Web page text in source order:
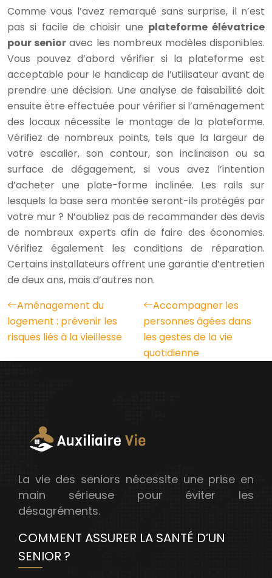
Comme vous l’avez remarqué sans surprise, il n’est
pas si facile de choisir une plateforme élévatrice
pour senior avec les nombreux modèles disponibles.
Vous pouvez d’abord vérifier si la plateforme est
acceptable pour le handicap de l’utilisateur avant de
prendre une décision. Une analyse de faisabilité doit
ensuite être effectuée pour vérifier si l’aménagement
des locaux nécessite le montage de la plateforme.
Vérifiez de nombreux points, tels que la largeur de
votre escalier, son contour, son inclinaison ou sa
surface de dégagement, si vous avez l’intention
d’acheter une plate-forme inclinée. Les rails sur
lesquels la base sera montée seront-ils protégés par
votre mur ? N’oubliez pas de recommander des devis
de nombreux experts afin de faire des économies.
Vérifiez également les conditions de réparation.
Certains installateurs offrent une garantie d’entretien
de deux ans, mais d’autres non.
Aménagement du
logement : prévenir les
risques liés à la vieillesse
Accompagner les
personnes âgées dans
les gestes de la vie
quotidienne
La vie des seniors nécessite une prise en
main sérieuse pour éviter les
désagréments.
COMMENT ASSURER LA SANTÉ D’UN
SENIOR ?